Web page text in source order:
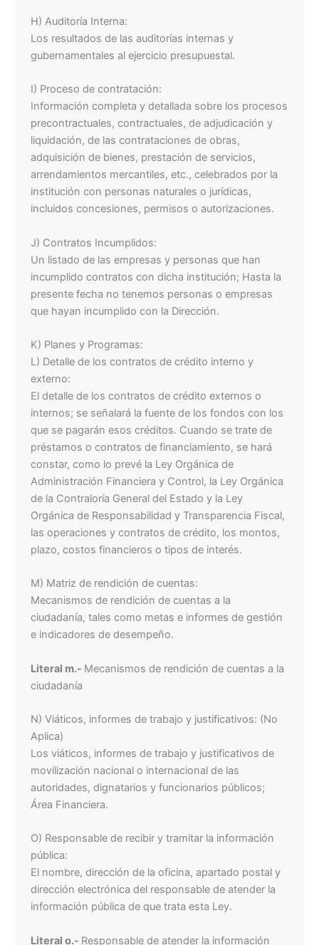
H) Auditoría Interna:
Los resultados de las auditorías internas y
gubernamentales al ejercicio presupuestal.
I) Proceso de contratación:
Información completa y detallada sobre los procesos
precontractuales, contractuales, de adjudicación y
liquidación, de las contrataciones de obras,
adquisición de bienes, prestación de servicios,
arrendamientos mercantiles, etc., celebrados por la
institución con personas naturales o jurídicas,
incluidos concesiones, permisos o autorizaciones.
J) Contratos Incumplidos:
Un listado de las empresas y personas que han
incumplido contratos con dicha institución; Hasta la
presente fecha no tenemos personas o empresas
que hayan incumplido con la Dirección.
K) Planes y Programas:
L) Detalle de los contratos de crédito interno y
externo:
El detalle de los contratos de crédito externos o
internos; se señalará la fuente de los fondos con los
que se pagarán esos créditos. Cuando se trate de
préstamos o contratos de financiamiento, se hará
constar, como lo prevé la Ley Orgánica de
Administración Financiera y Control, la Ley Orgánica
de la Contraloría General del Estado y la Ley
Orgánica de Responsabilidad y Transparencia Fiscal,
las operaciones y contratos de crédito, los montos,
plazo, costos financieros o tipos de interés.
M) Matriz de rendición de cuentas:
Mecanismos de rendición de cuentas a la
ciudadanía, tales como metas e informes de gestión
e indicadores de desempeño.
Literal m.- Mecanismos de rendición de cuentas a la
ciudadanía
N) Viáticos, informes de trabajo y justificativos: (No
Aplica)
Los viáticos, informes de trabajo y justificativos de
movilización nacional o internacional de las
autoridades, dignatarios y funcionarios públicos;
Área Financiera.
O) Responsable de recibir y tramitar la información
pública:
El nombre, dirección de la oficina, apartado postal y
dirección electrónica del responsable de atender la
información pública de que trata esta Ley.
Literal o.- Responsable de atender la información